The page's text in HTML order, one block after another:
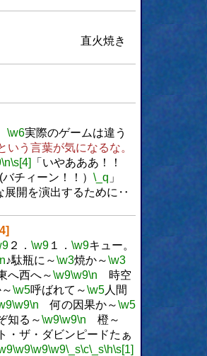
火焼き
\w6実際のゲームは違う
いう言葉が気になるな。
\n\s[4] 「いやあああ！！
(バチィーン！！） \_q 」
展開を演出するために‥
２． \w9１． \w9キュー。
♪駄瓶に～\w3焼か～\w3
へ西へ～\w9\w9\n 時空
\w5呼ばれて～\w5人間
\w9\n 何の因果か～\w5
知る～\w9\w9\n 橙～
・ザ・ダビンピードたぁ
\w9\w9\w9\_s\c\_s\h\s[1]